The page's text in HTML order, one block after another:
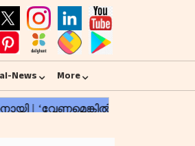
News More